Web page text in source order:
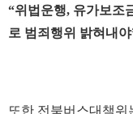
“위법운행, 유가보조
로 범죄행위 밝혀내야
또한 전북버스대책위